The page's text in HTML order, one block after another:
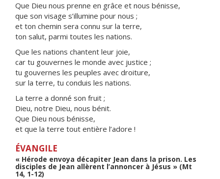
Que Dieu nous prenne en grâce et nous bénisse,
que son visage s’illumine pour nous ;
et ton chemin sera connu sur la terre,
ton salut, parmi toutes les nations.
Que les nations chantent leur joie,
car tu gouvernes le monde avec justice ;
tu gouvernes les peuples avec droiture,
sur la terre, tu conduis les nations.
La terre a donné son fruit ;
Dieu, notre Dieu, nous bénit.
Que Dieu nous bénisse,
et que la terre tout entière l’adore !
ÉVANGILE
« Hérode envoya décapiter Jean dans la prison. Les
disciples de Jean allèrent l’annoncer à Jésus » (Mt
14, 1-12)